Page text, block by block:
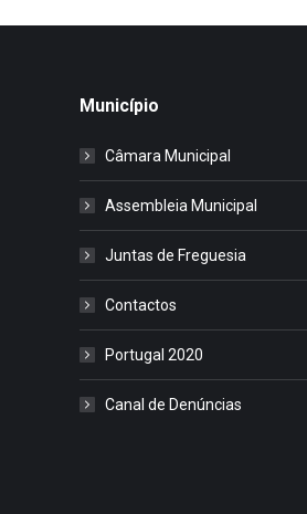
Município
Câmara Municipal
Assembleia Municipal
Juntas de Freguesia
Contactos
Portugal 2020
Canal de Denúncias